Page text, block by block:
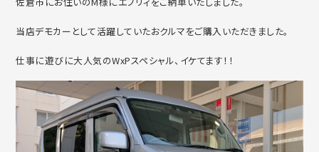
当店デモカーとして活躍していたおクルマをご購入いただきました。
仕事に遊びに大人気のWxPスペシャル、イケてます！！